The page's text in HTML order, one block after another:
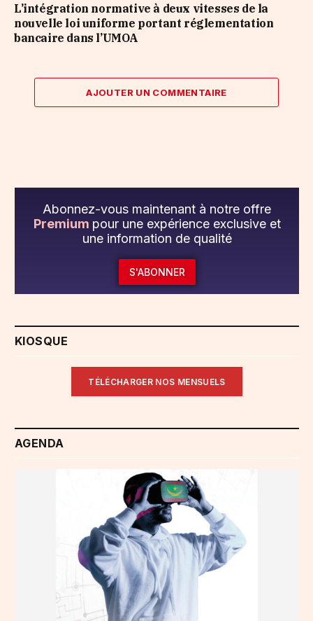
L’intégration normative à deux vitesses de la
nouvelle loi uniforme portant réglementation
bancaire dans l’UMOA
AJOUTER UN COMMENTAIRE
Abonnez-vous maintenant à notre offre
Premium pour une expérience exclusive et
une information de qualité
S'ABONNER
KIOSQUE
TÉLÉCHARGER NOS MENSUELS
AGENDA